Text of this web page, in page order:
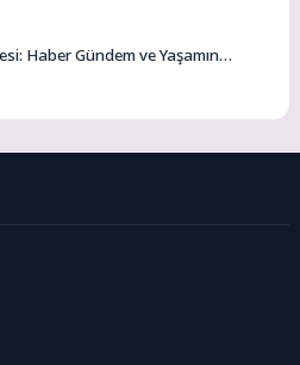
Haber Gündem ve Yaşamın